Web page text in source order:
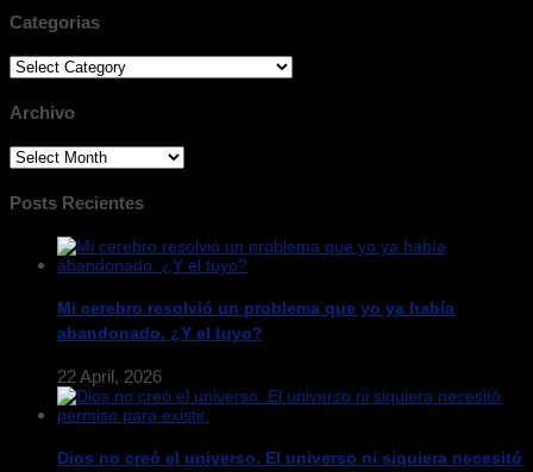
Categorias
Categorias
Archivo
Archivo
Posts Recientes
Mi cerebro resolvió un problema que yo ya había
abandonado. ¿Y el tuyo?
22 April, 2026
Dios no creó el universo. El universo ni siquiera necesitó